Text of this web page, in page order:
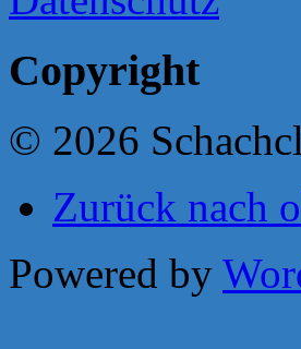
Copyright
© 2026
Zurück nach
Powered by